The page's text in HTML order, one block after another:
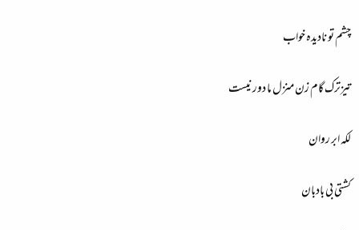
چشم تو نادیدہ خواب
تیزترک گام زن منزل ما دور نیست
لکہ ابر روان
کشتی بی بادبان